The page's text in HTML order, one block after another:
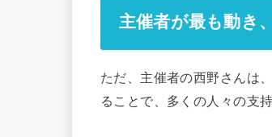
主催者が最も動き
ただ、主催者の西野さんは
ることで、多くの人々の支